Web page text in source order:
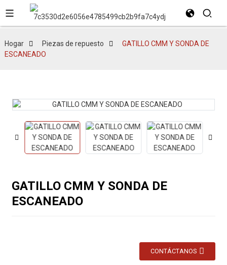
Hogar Piezas de repuesto
GATILLO CMM Y SONDA DE
ESCANEADO
GATILLO CMM Y SONDA DE
ESCANEADO
CONTÁCTANOS